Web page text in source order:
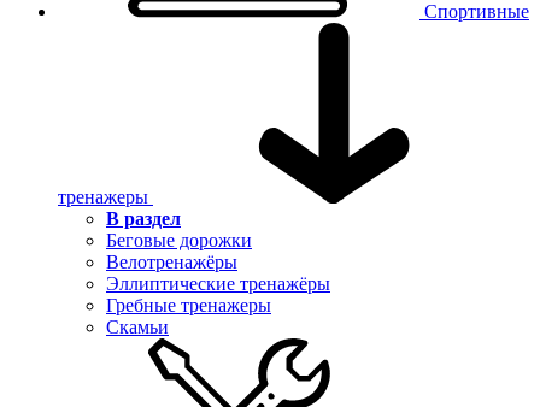
Спортивные
тренажеры
В раздел
Беговые дорожки
Велотренажёры
Эллиптические тренажёры
Гребные тренажеры
Скамьи